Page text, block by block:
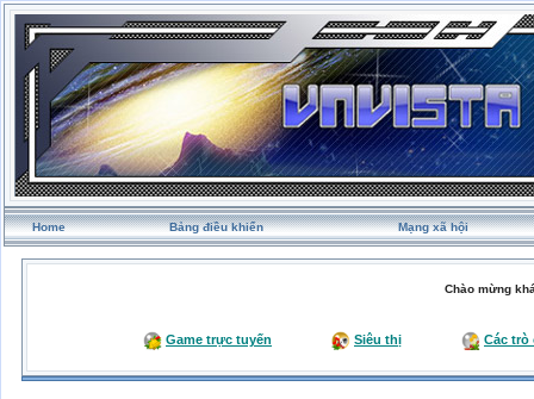
Home Bảng điều khiển Mạng xã hội
Chào mừng
Game trực tuyến Siêu thị Các trò